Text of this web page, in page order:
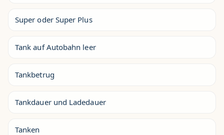
Super oder Super Plus
Tank auf Autobahn leer
Tankbetrug
Tankdauer und Ladedauer
Tanken